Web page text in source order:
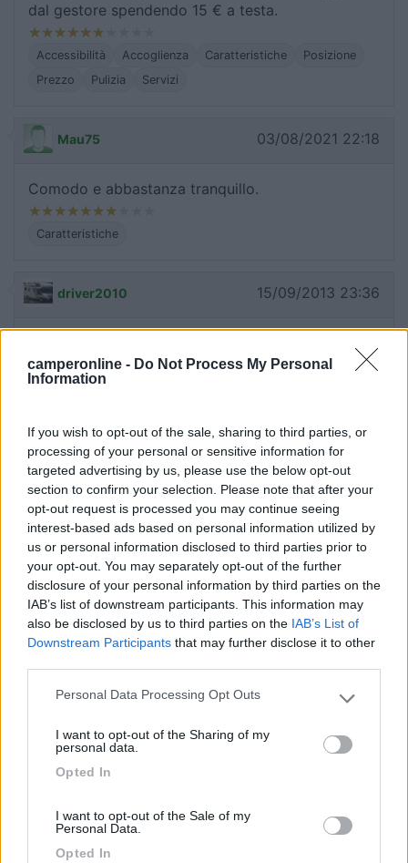
camperonline - Do Not Process My Personal
Information
If you wish to opt-out of the sale, sharing to third parties, or
processing of your personal or sensitive information for
targeted advertising by us, please use the below opt-out
section to confirm your selection. Please note that after your
opt-out request is processed you may continue seeing
interest-based ads based on personal information utilized by
us or personal information disclosed to third parties prior to
your opt-out. You may separately opt-out of the further
disclosure of your personal information by third parties on the
IAB’s list of downstream participants. This information may
also be disclosed by us to third parties on the IAB’s List of
Downstream Participants that may further disclose it to other
Please note that this website/app uses one or more Google
not limited to your visit or usage behaviour. You may click to
grant or deny consent to Google and its third-party tags to
use your data for below specified purposes in below Google
Personal Data Processing Opt Outs
I want to opt-out of the Sharing of my
personal data.
Opted In
I want to opt-out of the Sale of my
Personal Data.
Opted In
dal gestore spendendo 15 € a testa.
Accessibilità Accoglienza Caratteristiche
Posizione
Prezzo
Pulizia Servizi
Mau75 03/08/2021 22:18
Comodo e abbastanza tranquillo.
Caratteristiche
driver2010 15/09/2013 23:36
Caratteristiche
tortugabordin 17/05/2012 13:52
Caratteristiche Prezzo Pulizia
Mau49 09/05/2012 14:22
Rumorosissima. E' utilizzata come parcheggio
degli autobus. Alla 5 del mattino cominciano a
partire.
Freccia del ...
Area tranquilla e buon punto di appoggio per
visitare Bracciano.